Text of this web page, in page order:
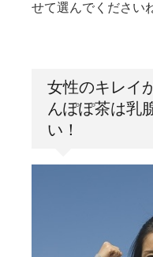
せて選んでください
女性のキレイ
んぽぽ茶は乳
い！